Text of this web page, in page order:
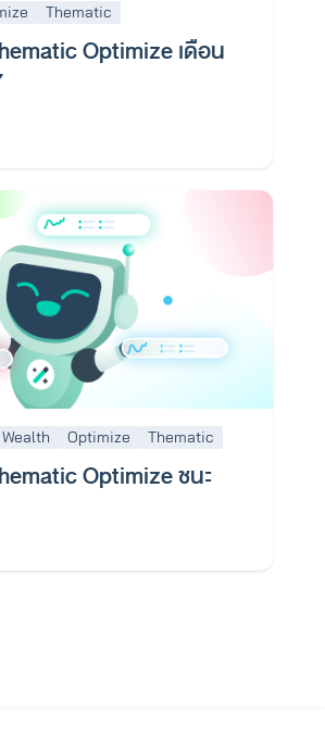
Thematic
Optimize เดือน
Optimize Thematic
Optimize ชนะ